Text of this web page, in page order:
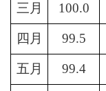
三月 100.0
四月 99.5
五月 99.4